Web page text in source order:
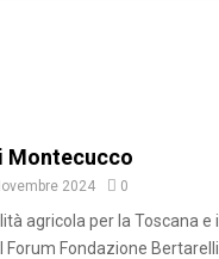
Montecucco
2024 0
agricola per la Toscana e il
Fondazione Bertarelli